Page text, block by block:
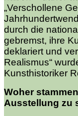
„Verschollene
durch die
gebremst, ihre
deklariert und
Realismus“
Kunsthistoriker
Woher
Ausstellung zu